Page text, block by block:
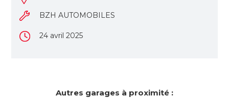
BZH AUTOMOBILES
24 avril 2025
Autres garages à proximité :